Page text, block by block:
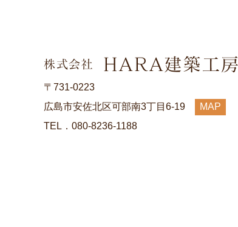
〒731-0223
広島市安佐北区可部南3丁目6-19
MAP
TEL．080-8236-1188